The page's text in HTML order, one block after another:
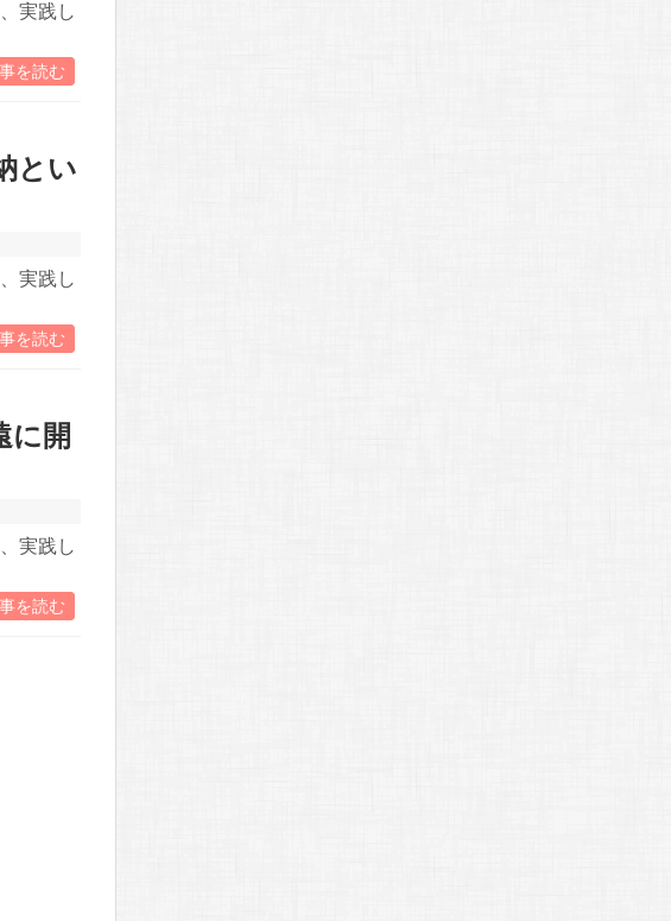
実践し
を読む
とい
実践し
を読む
に開
実践し
を読む